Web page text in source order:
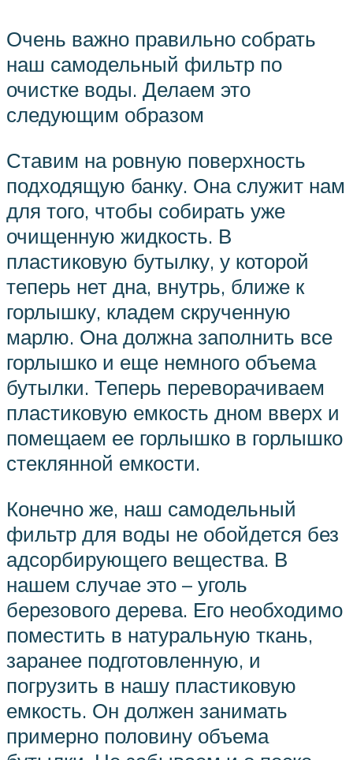
Очень важно правильно собрать
наш самодельный фильтр по
очистке воды. Делаем это
следующим образом
Ставим на ровную поверхность
подходящую банку. Она служит нам
для того, чтобы собирать уже
очищенную жидкость. В
пластиковую бутылку, у которой
теперь нет дна, внутрь, ближе к
горлышку, кладем скрученную
марлю. Она должна заполнить все
горлышко и еще немного объема
бутылки. Теперь переворачиваем
пластиковую емкость дном вверх и
помещаем ее горлышко в горлышко
стеклянной емкости.
Конечно же, наш самодельный
фильтр для воды не обойдется без
адсорбирующего вещества. В
нашем случае это – уголь
березового дерева. Его необходимо
поместить в натуральную ткань,
заранее подготовленную, и
погрузить в нашу пластиковую
емкость. Он должен занимать
примерно половину объема